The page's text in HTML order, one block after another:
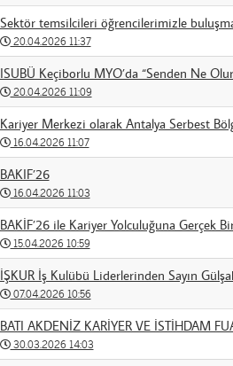
Sektör temsilcileri öğrencilerimizle
20.04.2026 11:37
ISUBÜ Keçiborlu MYO’da “Senden Ne
20.04.2026 11:09
Kariyer Merkezi olarak Antalya Serbest
16.04.2026 11:07
BAKIF’26
16.04.2026 11:03
BAKİF’26 ile Kariyer Yolculuğuna Gerçek
15.04.2026 10:59
İŞKUR İş Kulübü Liderlerinden Sayın
07.04.2026 10:56
BATI AKDENİZ KARİYER VE İSTİHDAM
30.03.2026 14:03